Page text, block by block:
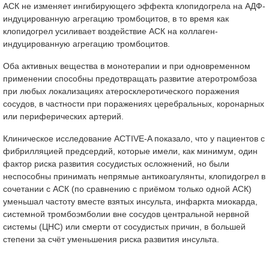
АСК не изменяет ингибирующего эффекта клопидогрела на АДФ-
индуцированную агрегацию тромбоцитов, в то время как
клопидогрел усиливает воздействие АСК на коллаген-
индуцированную агрегацию тромбоцитов.
Оба активных вещества в монотерапии и при одновременном
применении способны предотвращать развитие атеротромбоза
при любых локализациях атеросклеротического поражения
сосудов, в частности при поражениях церебральных, коронарных
или периферических артерий.
Клиническое исследование ACTIVE-A показало, что у пациентов с
фибрилляцией предсердий, которые имели, как минимум, один
фактор риска развития сосудистых осложнений, но были
неспособны принимать непрямые антикоагулянты, клопидогрел в
сочетании с АСК (по сравнению с приёмом только одной АСК)
уменьшал частоту вместе взятых инсульта, инфаркта миокарда,
системной тромбоэмболии вне сосудов центральной нервной
системы (ЦНС) или смерти от сосудистых причин, в большей
степени за счёт уменьшения риска развития инсульта.